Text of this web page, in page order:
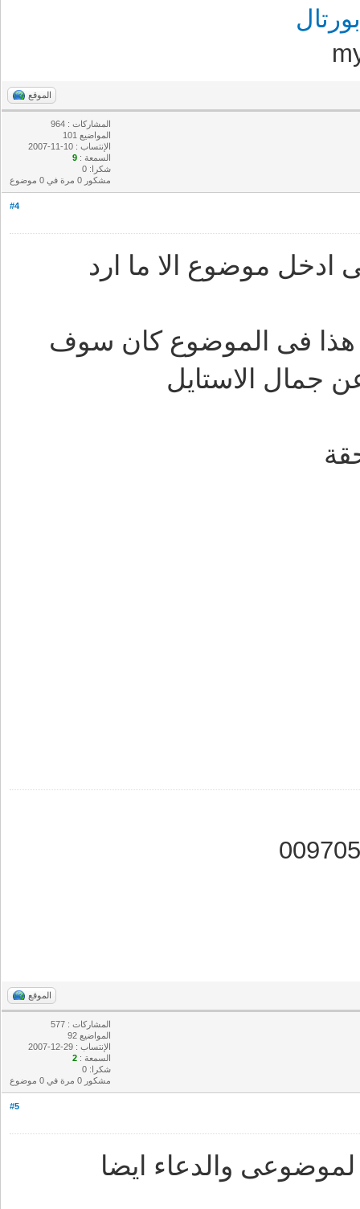
الموقع
المشاركات : 964
المواضيع 101
الإنتساب : 10-11-2007
السمعة :9
شكرا: 0
مشكور 0 مرة في 0 موضوع
#4
ادخل موضوع الا ما ارد
هذا فى الموضوع كان سوف
جمال الاستايل
الموقع
المشاركات : 577
المواضيع 92
الإنتساب : 29-12-2007
السمعة :2
شكرا: 0
مشكور 0 مرة في 0 موضوع
#5
والدعاء ايضا